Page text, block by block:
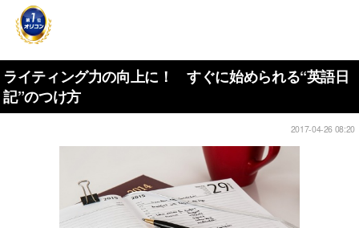
ライティング力の向上に！ すぐに始められる“英語日
記”のつけ方
2017-04-26 08:20